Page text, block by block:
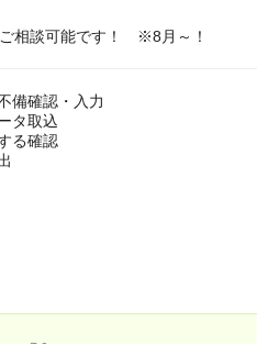
相談可能です！ ※8月～！
備確認・入力
タ取込
る確認